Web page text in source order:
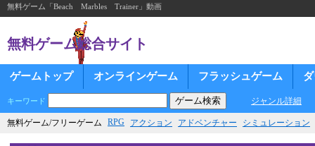
無料ゲーム「Beach Marbles Trainer」動画
無料ゲーム総合サイト
ゲームトップ オンラインゲーム フラッシュゲーム
キーワード ジャンル詳細
無料ゲーム/フリーゲーム RPG アクション アドベンチャー シミュレーション